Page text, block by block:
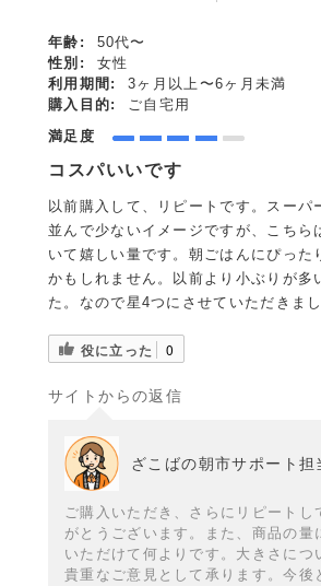
年齢:
50代〜
性別:
女性
利用期間:
3ヶ月以上〜6ヶ月未満
購入目的:
ご自宅用
満足度
コスパいいです
以前購入して、リピートです。スーパ
並んで少ないイメージですが、こちら
いて嬉しい量です。朝ごはんにぴった
かもしれません。以前より小ぶりが多
た。なので星4つにさせていただきまし
役に立った 0
サイトからの返信
ざこばの朝市サポート担
ご購入いただき、さらにリピートし
がとうございます。また、商品の量
いただけて何よりです。大きさにつ
貴重なご意見として承ります。今後